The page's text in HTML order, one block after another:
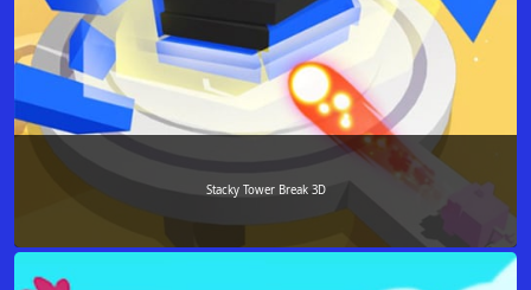
Stacky Tower Break 3D